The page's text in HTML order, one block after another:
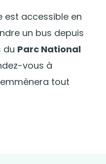
est accessible en
un bus depuis
du Parc National
vous à
tout